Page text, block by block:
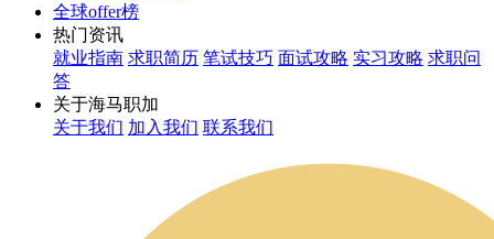
全球offer榜
热门资讯
就业指南 求职简历 笔试技巧 面试攻略 实习攻略 求职问
答
关于海马职加
关于我们 加入我们 联系我们